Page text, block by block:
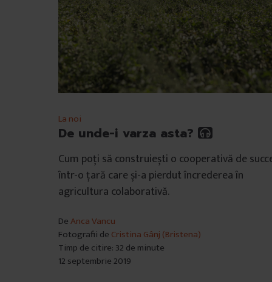
La noi
De unde-i varza asta?
Cum poți să construiești o cooperativă de
într-o țară care și-a pierdut încrederea în
agricultura colaborativă.
DeAnca Vancu
Fotografii de Cristina Gânj (Bristena)
Timp de citire: 32 de minute
12 septembrie 2019